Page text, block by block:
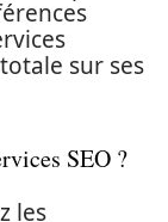
sur ses
SEO ?
les